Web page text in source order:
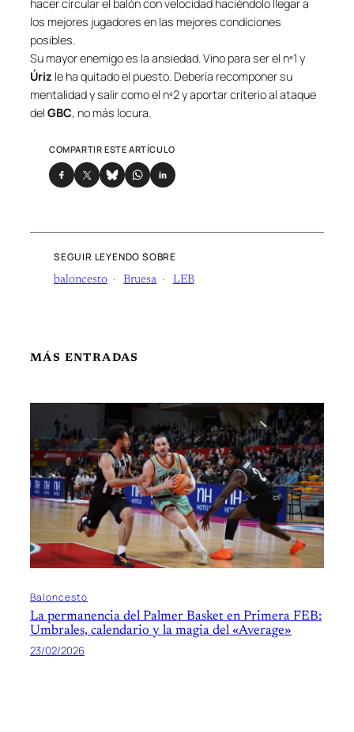
hacer circular el balón con velocidad haciéndolo llegar a
los mejores jugadores en las mejores condiciones
posibles.
Su mayor enemigo es la ansiedad. Vino para ser el nº1 y
Úriz le ha quitado el puesto. Debería recomponer su
mentalidad y salir como el nº2 y aportar criterio al ataque
del GBC, no más locura.
COMPARTIR ESTE ARTÍCULO
SEGUIR LEYENDO SOBRE
baloncesto Bruesa LEB
MÁS ENTRADAS
Baloncesto
La permanencia del Palmer Basket en Primera FEB:
Umbrales, calendario y la magia del «Average»
23/02/2026